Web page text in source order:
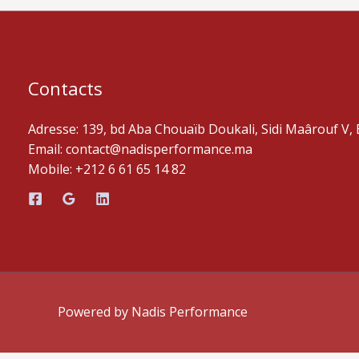
Contacts
Adresse: 139, bd Aba Chouaïb Doukali, Sidi Maârouf V,
Email: contact@nadisperformance.ma
Mobile: +212 6 61 65 14 82
Powered by Nadis Performance